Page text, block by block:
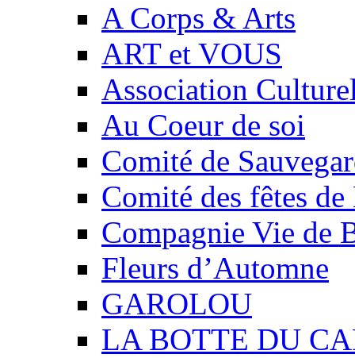
A Corps & Arts
ART et VOUS
Association
Au Coeur de soi
Comité de
Comité des fêtes
Compagnie Vie de
Fleurs d’Automne
GAROLOU
LA BOTTE DU